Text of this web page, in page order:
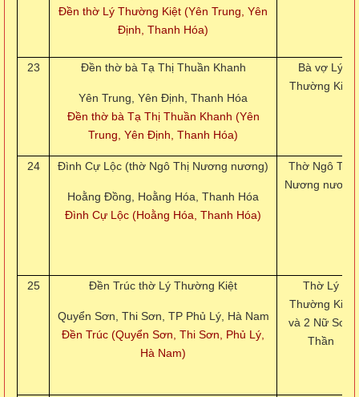
Đền thờ Lý Thường Kiệt (Yên Trung, Yên
Định, Thanh Hóa)
23 Đền thờ bà Tạ Thị Thuần Khanh
Yên Trung, Yên Định, Thanh Hóa
Đền thờ bà Tạ Thị Thuần Khanh (Yên
Trung, Yên Định, Thanh Hóa)
Bà vợ Lý
Thường Kiệt
24 Đình Cự Lộc (thờ Ngô Thị Nương nương)
Hoằng Đồng, Hoằng Hóa, Thanh Hóa
Đình Cự Lộc (Hoằng Hóa, Thanh Hóa)
Thờ Ngô Thị
Nương nương
25 Đền Trúc thờ Lý Thường Kiệt
Quyển Sơn, Thi Sơn, TP Phủ Lý, Hà Nam
Đền Trúc (Quyển Sơn, Thi Sơn, Phủ Lý,
Hà Nam)
Thờ Lý
Thường Kiệt
và 2 Nữ Sơn
Thần